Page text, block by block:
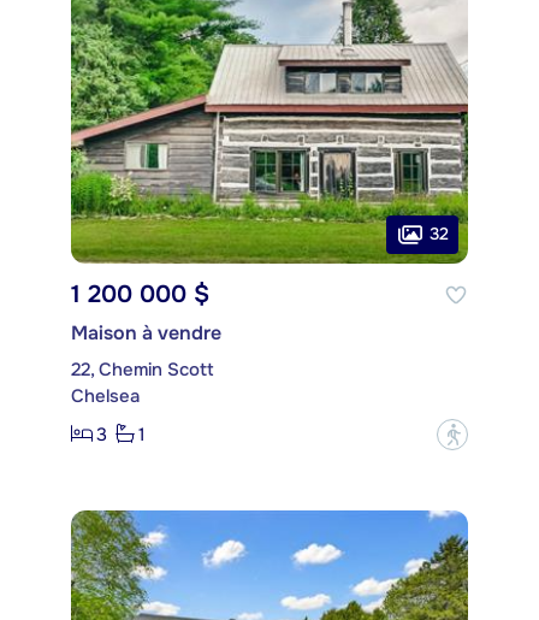
32
1 200 000 $
Maison à vendre
22, Chemin Scott
Chelsea
3
1 ?